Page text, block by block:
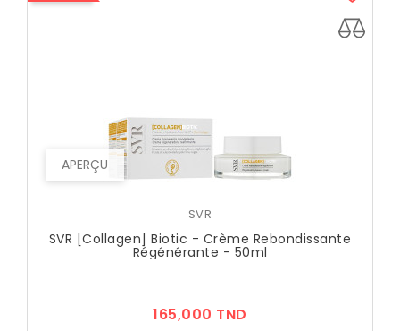
APERÇU
SVR
SVR [Collagen] Biotic - Crème Rebondissante
Régénérante - 50ml
165,000 TND